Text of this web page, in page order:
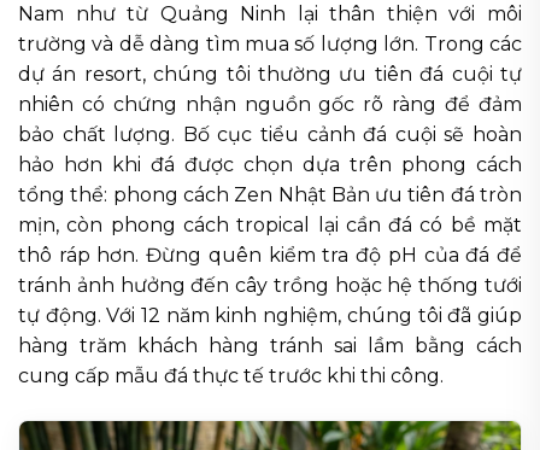
Nam như từ Quảng Ninh lại thân thiện với môi
trường và dễ dàng tìm mua số lượng lớn. Trong các
dự án resort, chúng tôi thường ưu tiên đá cuội tự
nhiên có chứng nhận nguồn gốc rõ ràng để đảm
bảo chất lượng. Bố cục tiểu cảnh đá cuội sẽ hoàn
hảo hơn khi đá được chọn dựa trên phong cách
tổng thể: phong cách Zen Nhật Bản ưu tiên đá tròn
mịn, còn phong cách tropical lại cần đá có bề mặt
thô ráp hơn. Đừng quên kiểm tra độ pH của đá để
tránh ảnh hưởng đến cây trồng hoặc hệ thống tưới
tự động. Với 12 năm kinh nghiệm, chúng tôi đã giúp
hàng trăm khách hàng tránh sai lầm bằng cách
cung cấp mẫu đá thực tế trước khi thi công.